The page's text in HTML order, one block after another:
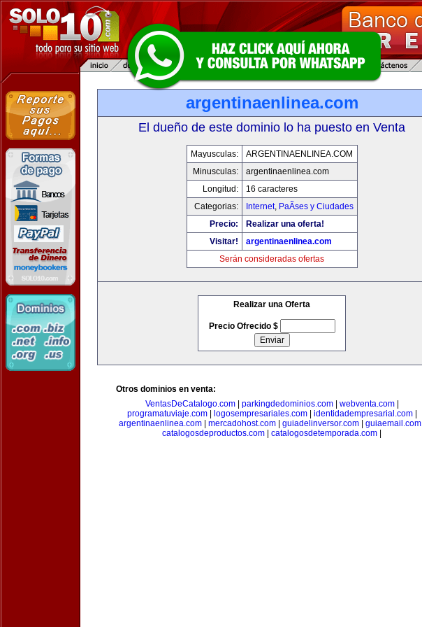
argentinaenlinea.com
El dueño de este dominio lo ha puesto en Venta
Mayusculas:
ARGENTINAENLINEA.COM
Minusculas:
argentinaenlinea.com
Longitud:
16 caracteres
Categorias:
Internet, PaÃ­ses y Ciudades
Precio:
Realizar una oferta!
Visitar!
argentinaenlinea.com
Serán consideradas ofertas
Realizar una Oferta
Precio Ofrecido $
Otros dominios en venta:
VentasDeCatalogo.com| parkingdedominios.com| webventa.com|
programatuviaje.com| logosempresariales.com| identidadempresarial.com|
argentinaenlinea.com| mercadohost.com| guiadelinversor.com| guiaemail.com|
catalogosdeproductos.com
catalogosdetemporada.com